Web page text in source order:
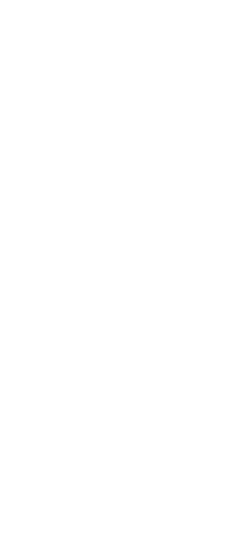
معلوم کریں